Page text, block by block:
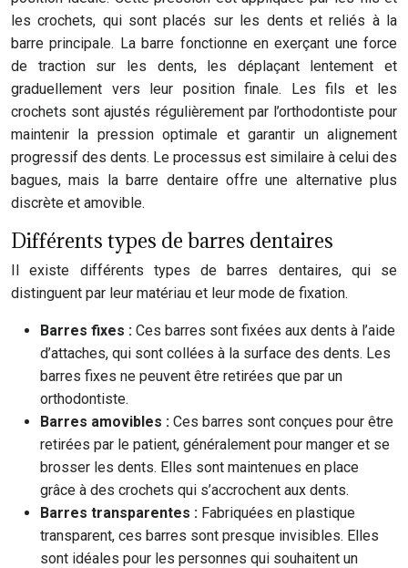
les crochets, qui sont placés sur les dents et reliés à la
barre principale. La barre fonctionne en exerçant une force
de traction sur les dents, les déplaçant lentement et
graduellement vers leur position finale. Les fils et les
crochets sont ajustés régulièrement par l’orthodontiste pour
maintenir la pression optimale et garantir un alignement
progressif des dents. Le processus est similaire à celui des
bagues, mais la barre dentaire offre une alternative plus
discrète et amovible.
Différents types de barres dentaires
Il existe différents types de barres dentaires, qui se
distinguent par leur matériau et leur mode de fixation.
Barres fixes : Ces barres sont fixées aux dents à l’aide
d’attaches, qui sont collées à la surface des dents. Les
barres fixes ne peuvent être retirées que par un
orthodontiste.
Barres amovibles : Ces barres sont conçues pour être
retirées par le patient, généralement pour manger et se
brosser les dents. Elles sont maintenues en place
grâce à des crochets qui s’accrochent aux dents.
Barres transparentes : Fabriquées en plastique
transparent, ces barres sont presque invisibles. Elles
sont idéales pour les personnes qui souhaitent un